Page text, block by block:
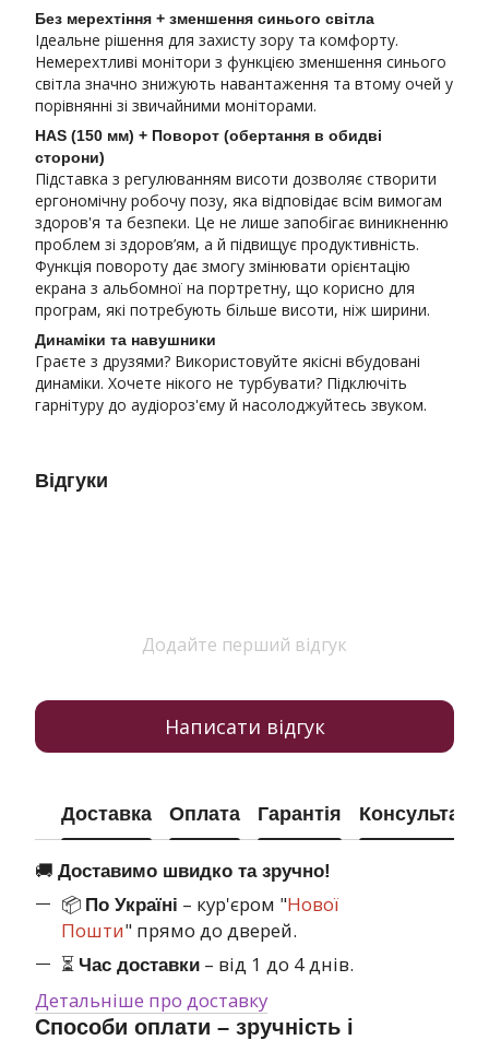
Без мерехтіння + зменшення синього світла
Ідеальне рішення для захисту зору та комфорту.
Немерехтливі монітори з функцією зменшення синього
світла значно знижують навантаження та втому очей у
порівнянні зі звичайними моніторами.
HAS (150 мм) + Поворот (обертання в обидві
сторони)
Підставка з регулюванням висоти дозволяє створити
ергономічну робочу позу, яка відповідає всім вимогам
здоров'я та безпеки. Це не лише запобігає виникненню
проблем зі здоров’ям, а й підвищує продуктивність.
Функція повороту дає змогу змінювати орієнтацію
екрана з альбомної на портретну, що корисно для
програм, які потребують більше висоти, ніж ширини.
Динаміки та навушники
Граєте з друзями? Використовуйте якісні вбудовані
динаміки. Хочете нікого не турбувати? Підключіть
гарнітуру до аудіороз'єму й насолоджуйтесь звуком.
Відгуки
Додайте перший відгук
Написати відгук
Доставка Оплата Гарантія Консультація
🚚 Доставимо швидко та зручно!
📦 По Україні – кур'єром "Нової
Пошти" прямо до дверей.
⏳ Час доставки – від 1 до 4 днів.
Детальніше про доставку
Способи оплати – зручність і